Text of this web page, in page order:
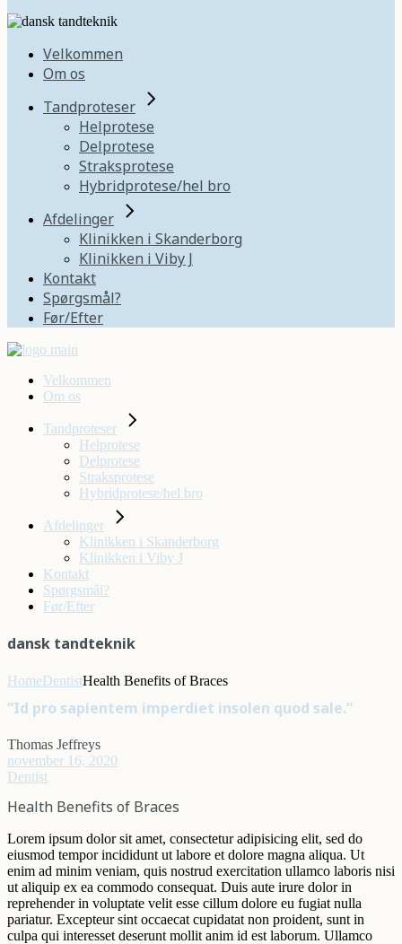
Velkommen
Om os
Tandproteser
Helprotese
Delprotese
Straksprotese
Hybridprotese/hel bro
Afdelinger
Klinikken i Skanderborg
Klinikken i Viby J
Kontakt
Spørgsmål?
Før/Efter
Velkommen
Om os
Tandproteser
Helprotese
Delprotese
Straksprotese
Hybridprotese/hel bro
Afdelinger
Klinikken i Skanderborg
Klinikken i Viby J
Kontakt
Spørgsmål?
Før/Efter
dansk tandteknik
HomeDentistHealth Benefits of Braces
“Id pro sapientem imperdiet insolen quod sale.”
Thomas Jeffreys
november 16, 2020
Dentist
Health Benefits of Braces
Lorem ipsum dolor sit amet, consectetur adipisicing elit, sed do
eiusmod tempor incididunt ut labore et dolore magna aliqua. Ut
enim ad minim veniam, quis nostrud exercitation ullamco laboris nisi
ut aliquip ex ea commodo consequat. Duis aute irure dolor in
reprehender in voluptate velit esse cillum dolore eu fugiat nulla
pariatur. Excepteur sint occaecat cupidatat non proident, sunt in
culpa qui interesset deserunt mollit anim id est laborum. Ullamco